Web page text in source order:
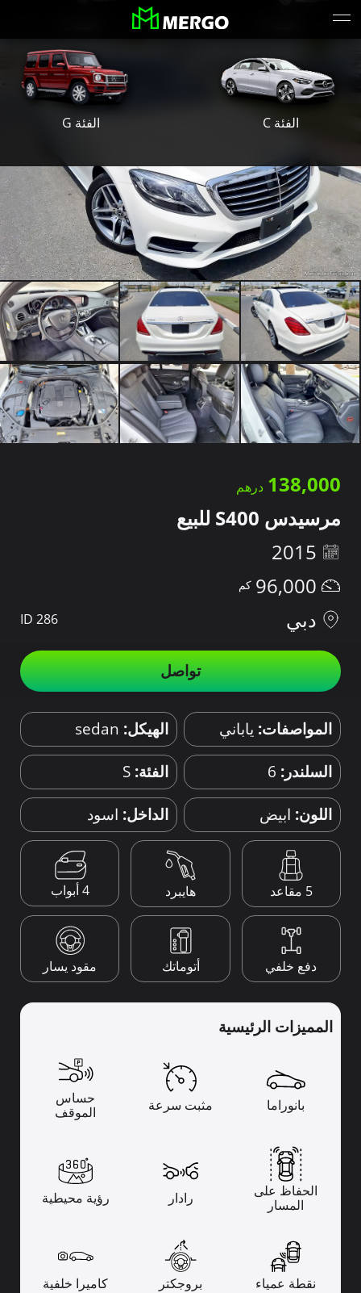
الفئة C الفئة G
138,000
مرسيدس S400 للبيع
2015
96,000
دبي
ID 286
تواصل
المواصفات: ياباني الهيكل: sedan
السلندر: 6 الفئة: S
اللون: ابيض الداخل: اسود
5 مقاعد هايبرد 4 أبواب
دفع خلفي أتوماتك مقود يسار
المميزات الرئيسية
بانوراما مثبت سرعة
حساس
الموقف
الحفاظ على
المسار
رادار رؤية محيطية
نقطة عمياء بروجكتر كاميرا خلفية